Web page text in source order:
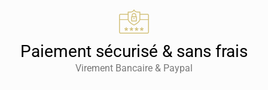
Paiement sécurisé & sans frais
Virement Bancaire & Paypal